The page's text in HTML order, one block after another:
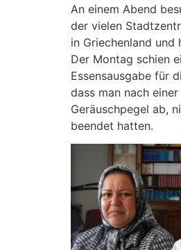
An einem Abend
der vielen
in Griechenland
Der Montag schien
Essensausgabe für
dass man nach
Geräuschpegel ab,
beendet hatten.